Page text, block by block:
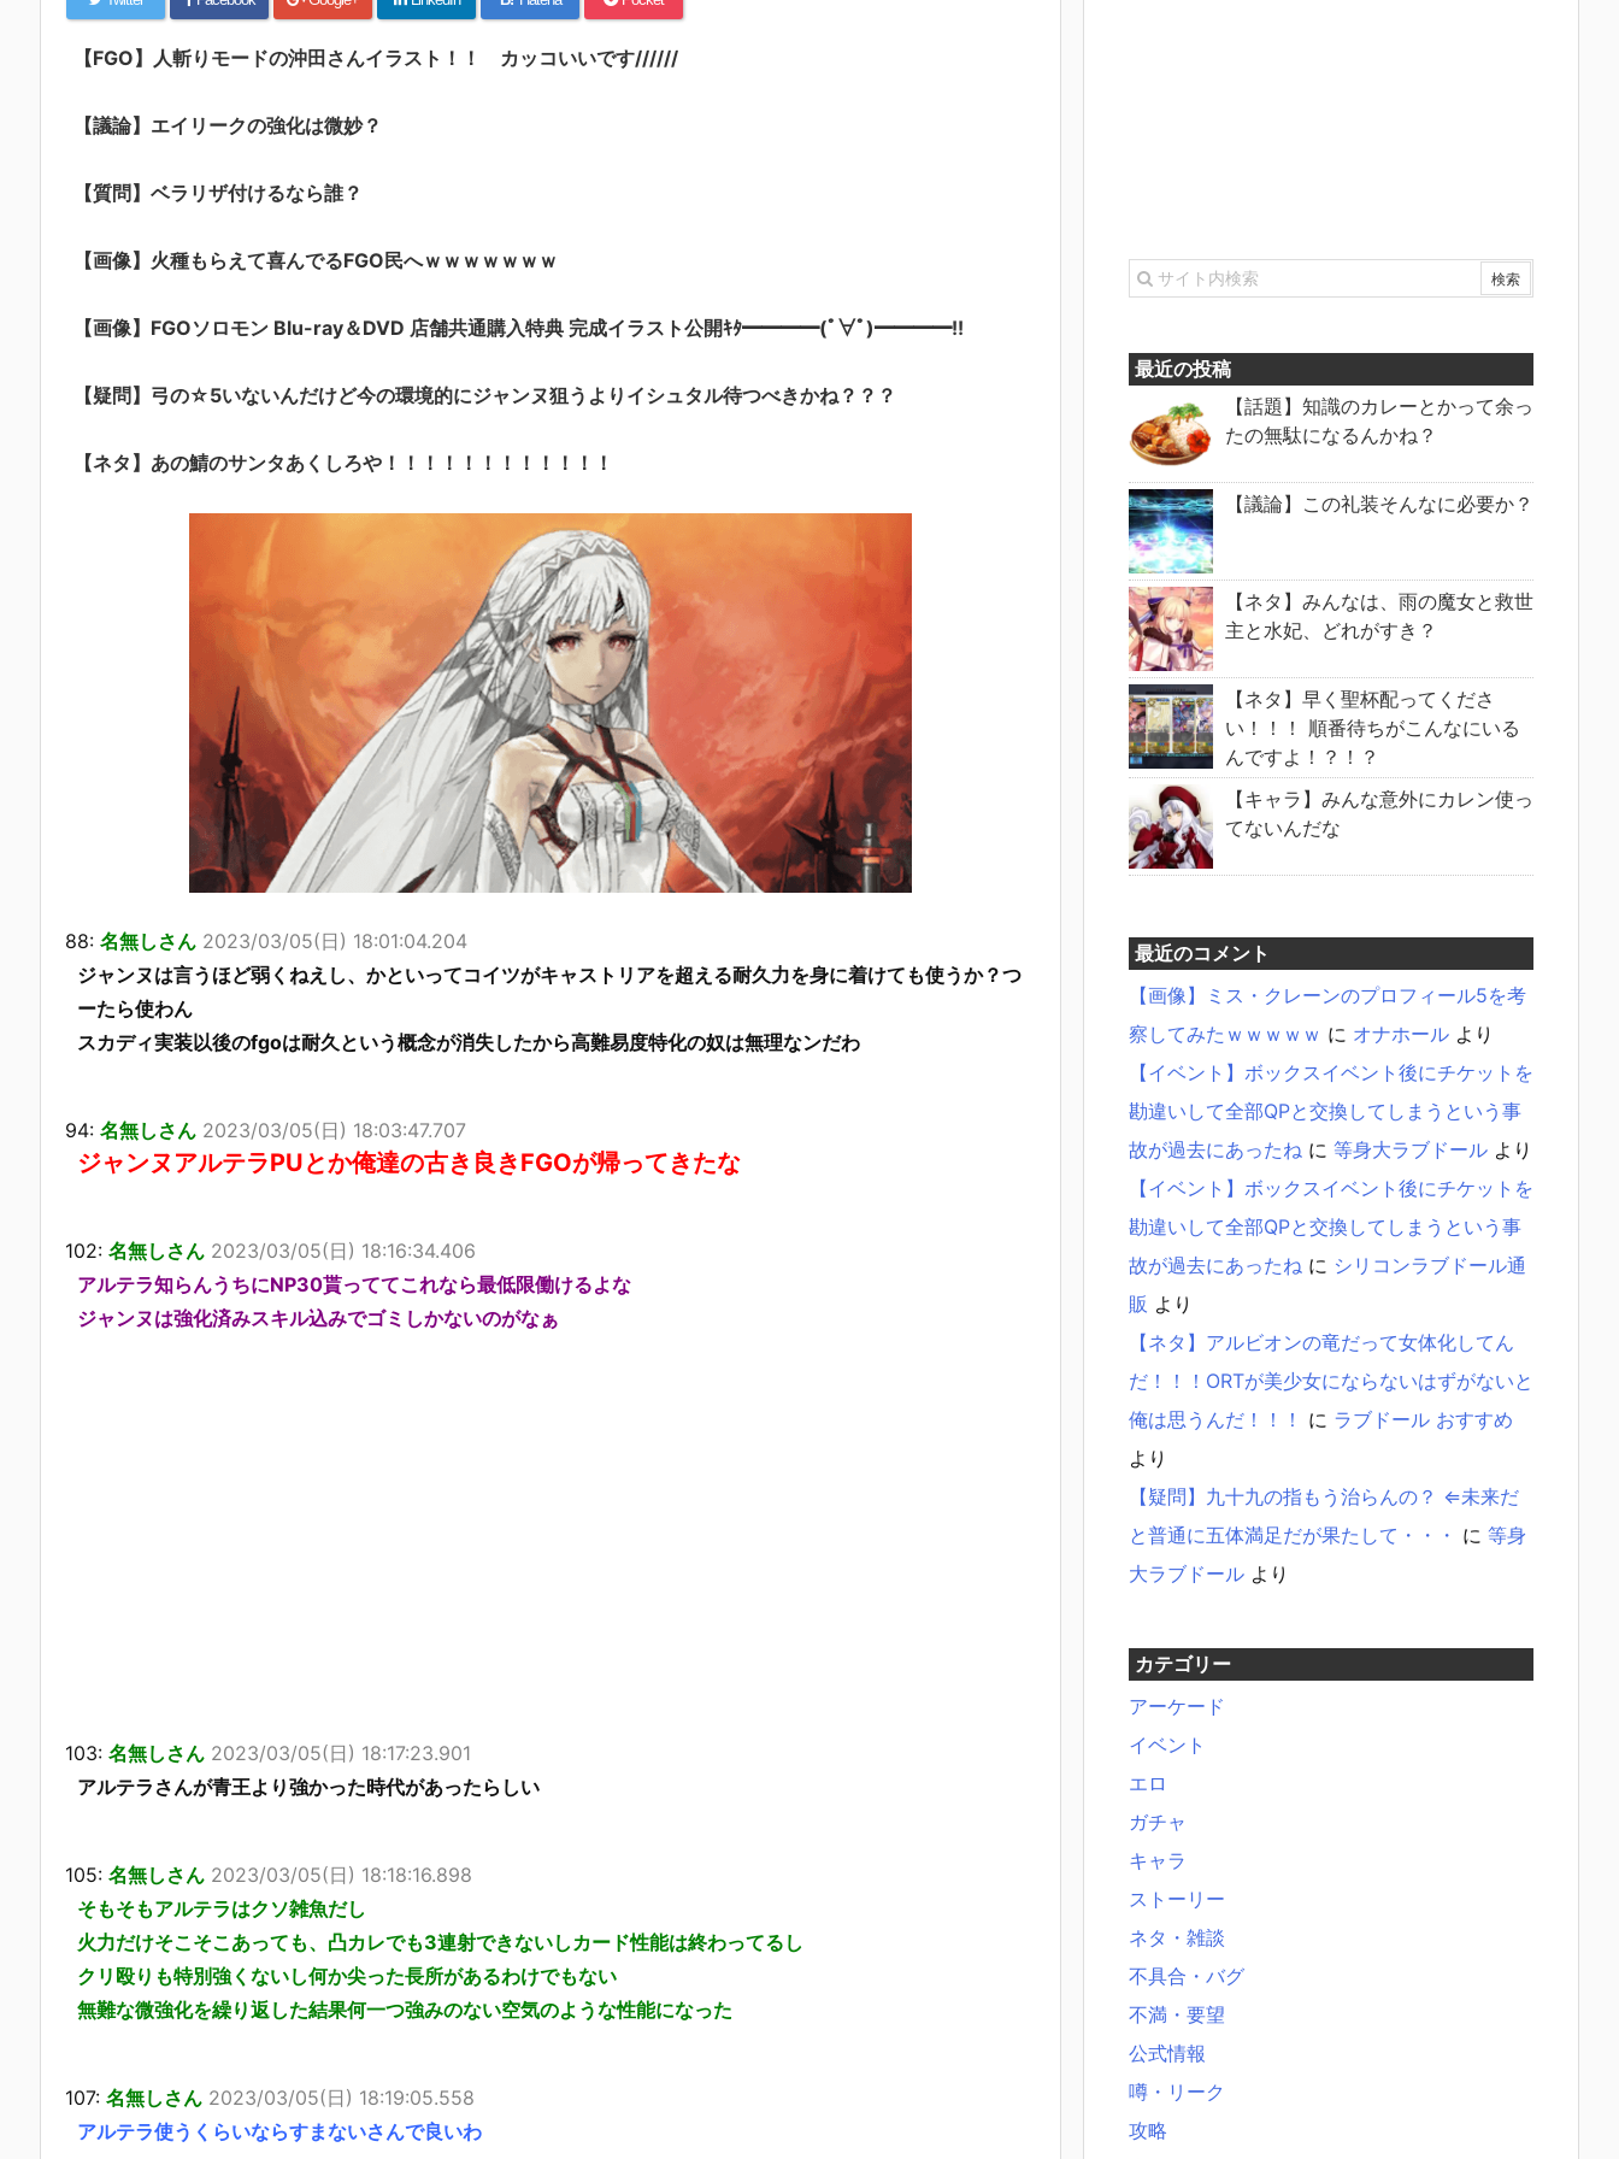
【FGO】人斬りモードの沖田さんイラスト！！ カッコいいです//////
【議論】エイリークの強化は微妙？
【質問】ベラリザ付けるなら誰？
【画像】火種もらえて喜んでるFGO民へｗｗｗｗｗｗｗ
【画像】FGOソロモン Blu-ray＆DVD 店舗共通購入特典 完成イラスト公開ｷﾀ━━━━(ﾟ∀ﾟ)━━━━!!
【疑問】弓の☆5いないんだけど今の環境的にジャンヌ狙うよりイシュタル待つべきかね？？？
【ネタ】あの鯖のサンタあくしろや！！！！！！！！！！！！
88: 名無しさん 2023/03/05(日) 18:01:04.204
ジャンヌは言うほど弱くねえし、かといってコイツがキャストリアを超える耐久力を身に着けても使うか？つ
ーたら使わん
スカディ実装以後のfgoは耐久という概念が消失したから高難易度特化の奴は無理なンだわ
94: 名無しさん 2023/03/05(日) 18:03:47.707
ジャンヌアルテラPUとか俺達の古き良きFGOが帰ってきたな
102: 名無しさん 2023/03/05(日) 18:16:34.406
アルテラ知らんうちにNP30貰っててこれなら最低限働けるよな
ジャンヌは強化済みスキル込みでゴミしかないのがなぁ
103: 名無しさん 2023/03/05(日) 18:17:23.901
アルテラさんが青王より強かった時代があったらしい
105: 名無しさん 2023/03/05(日) 18:18:16.898
そもそもアルテラはクソ雑魚だし
火力だけそこそこあっても、凸カレでも3連射できないしカード性能は終わってるし
クリ殴りも特別強くないし何か尖った長所があるわけでもない
無難な微強化を繰り返した結果何一つ強みのない空気のような性能になった
107: 名無しさん 2023/03/05(日) 18:19:05.558
アルテラ使うくらいならすまないさんで良いわ
最近の投稿
【話題】知識のカレーとかって余っ
たの無駄になるんかね？
【議論】この礼装そんなに必要か？
【ネタ】みんなは、雨の魔女と救世
主と水妃、どれがすき？
【ネタ】早く聖杯配ってくださ
い！！！ 順番待ちがこんなにいる
んですよ！？！？
【キャラ】みんな意外にカレン使っ
てないんだな
最近のコメント
【画像】ミス・クレーンのプロフィール5を考
察してみたｗｗｗｗｗ に オナホール より
【イベント】ボックスイベント後にチケットを
勘違いして全部QPと交換してしまうという事
故が過去にあったね に 等身大ラブドール より
【イベント】ボックスイベント後にチケットを
勘違いして全部QPと交換してしまうという事
故が過去にあったね に シリコンラブドール通
販 より
【ネタ】アルビオンの竜だって女体化してん
だ！！！ORTが美少女にならないはずがないと
俺は思うんだ！！！
に ラブドール おすすめ
より
【疑問】九十九の指もう治らんの？ ⇐未来だ
と普通に五体満足だが果たして・・・ に 等身
大ラブドール より
カテゴリー
アーケード
イベント
エロ
ガチャ
キャラ
ストーリー
ネタ・雑談
不具合・バグ
不満・要望
公式情報
噂・リーク
攻略